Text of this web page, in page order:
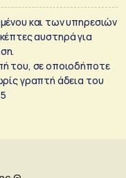
και των υπηρεσιών
αυστηρά για
του, σε οποιοδήποτε
γραπτή άδεια του